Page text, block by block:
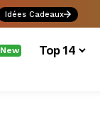
Idées Cadeaux
New Top 14